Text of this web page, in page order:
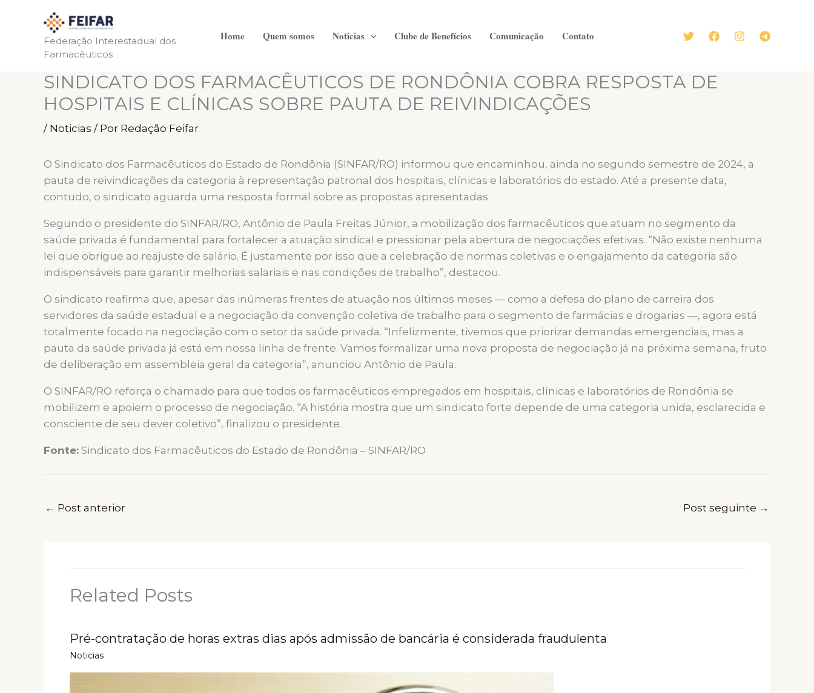
conteúdo
Federação Interestadual dos
Farmacêuticos
Home Quem somos Noticias Clube de Benefícios Comunicação Contato
SINDICATO DOS FARMACÊUTICOS DE RONDÔNIA COBRA RESPOSTA DE
HOSPITAIS E CLÍNICAS SOBRE PAUTA DE REIVINDICAÇÕES
/ Noticias / Por Redação Feifar
O Sindicato dos Farmacêuticos do Estado de Rondônia (SINFAR/RO) informou que encaminhou, ainda no segundo semestre de 2024, a
pauta de reivindicações da categoria à representação patronal dos hospitais, clínicas e laboratórios do estado. Até a presente data,
contudo, o sindicato aguarda uma resposta formal sobre as propostas apresentadas.
Segundo o presidente do SINFAR/RO, Antônio de Paula Freitas Júnior, a mobilização dos farmacêuticos que atuam no segmento da
saúde privada é fundamental para fortalecer a atuação sindical e pressionar pela abertura de negociações efetivas. “Não existe nenhuma
lei que obrigue ao reajuste de salário. É justamente por isso que a celebração de normas coletivas e o engajamento da categoria são
indispensáveis para garantir melhorias salariais e nas condições de trabalho”, destacou.
O sindicato reafirma que, apesar das inúmeras frentes de atuação nos últimos meses — como a defesa do plano de carreira dos
servidores da saúde estadual e a negociação da convenção coletiva de trabalho para o segmento de farmácias e drogarias —, agora está
totalmente focado na negociação com o setor da saúde privada. “Infelizmente, tivemos que priorizar demandas emergenciais, mas a
pauta da saúde privada já está em nossa linha de frente. Vamos formalizar uma nova proposta de negociação já na próxima semana, fruto
de deliberação em assembleia geral da categoria”, anunciou Antônio de Paula.
O SINFAR/RO reforça o chamado para que todos os farmacêuticos empregados em hospitais, clínicas e laboratórios de Rondônia se
mobilizem e apoiem o processo de negociação. “A história mostra que um sindicato forte depende de uma categoria unida, esclarecida e
consciente de seu dever coletivo”, finalizou o presidente.
Fonte: Sindicato dos Farmacêuticos do Estado de Rondônia – SINFAR/RO
← Post anterior Post seguinte →
Related Posts
Pré-contratação de horas extras dias após admissão de bancária é considerada fraudulenta
Noticias